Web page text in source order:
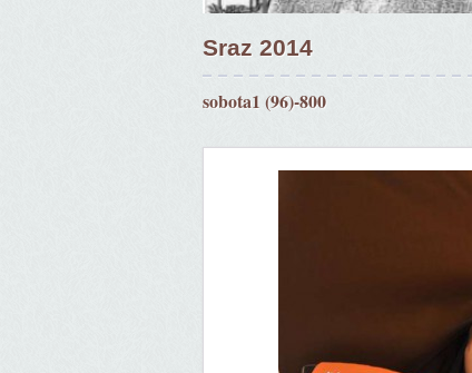
Sraz 2014
sobota1 (96)-800